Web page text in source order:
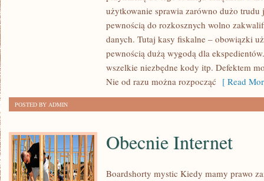
NALEŻY
PRACOWAĆ
MOŻE
ODZNACZAĆ
NIEDOCIĄGNIĘCIAMI
użytkowanie sprawia zarówno dużo
pewnością do rozkosznych wolno
danych. Tutaj kasy fiskalne – obowiązki
pewnością dużą wygodą dla
wszelkie niezbędne kody itp. Defektem
Nie od razu można rozpocząć [ Read
POSTED BY ADMIN
Obecnie Internet
Boardshorty mystic Kiedy mamy prawo